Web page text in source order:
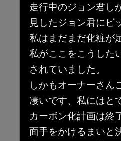
走行中のジョン君し
見したジョン君にビ
私はまだまだ化粧が
私がここをこうした
されていました。
しかもオーナーさん
凄いです、私にはと
カーボン化計画は終
面手をかけるまいと